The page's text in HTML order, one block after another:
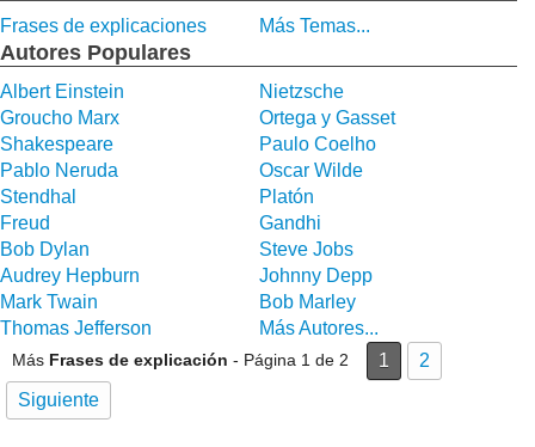
Frases de explicaciones Más Temas...
Autores Populares
Albert Einstein
Nietzsche
Groucho Marx
Ortega y Gasset
Shakespeare
Paulo Coelho
Pablo Neruda
Oscar Wilde
Stendhal
Platón
Freud
Gandhi
Bob Dylan
Steve Jobs
Audrey Hepburn
Johnny Depp
Mark Twain
Bob Marley
Thomas Jefferson
Más Autores...
Más Frases de explicación - Página 1 de 2 1
2
Siguiente